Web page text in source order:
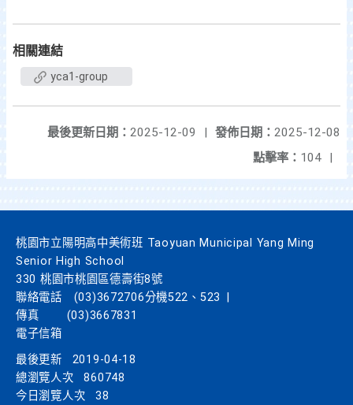
相關連結
yca1-group
發佈日期： 2025-12-08
最後更新日期： 2025-12-09
|
點擊率： 104 |
桃園市立陽明高中美術班 Taoyuan Municipal Yang Ming
Senior High School
330 桃園市桃園區德壽街8號
聯絡電話
(03)3672706分機522、523
傳真
(03)3667831
電子信箱
最後更新
2019-04-18
總瀏覽人次
860748
今日瀏覽人次
38